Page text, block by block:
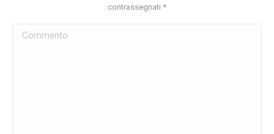
contrassegnati *
Commento